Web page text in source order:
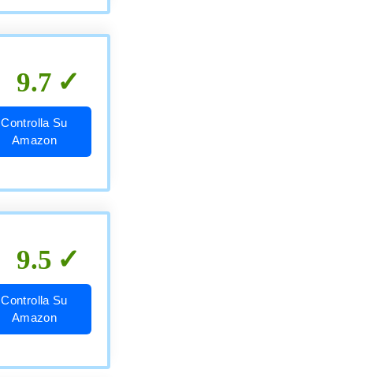
9.7
Controlla Su
Amazon
9.5
Controlla Su
Amazon